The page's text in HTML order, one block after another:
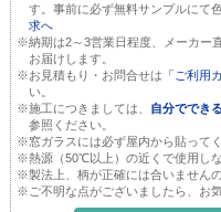
す。事前に必ず無料サンプルにて
求へ
※納期は2～3営業日程度、メーカー
お届けします。
※お見積もり・お問合せは 「ご利用
い。
※施工につきましては、 自分ででき
参照ください。
※窓ガラスには必ず屋内から貼って
※熱源（50℃以上）の近くで使用しな
※製法上、柄が正確には合いません
※ご不明な点がございましたら、お